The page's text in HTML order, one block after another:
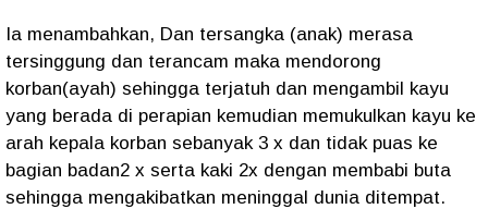
Ia menambahkan, Dan tersangka (anak) merasa
tersinggung dan terancam maka mendorong
korban(ayah) sehingga terjatuh dan mengambil kayu
yang berada di perapian kemudian memukulkan kayu ke
arah kepala korban sebanyak 3 x dan tidak puas ke
bagian badan2 x serta kaki 2x dengan membabi buta
sehingga mengakibatkan meninggal dunia ditempat.